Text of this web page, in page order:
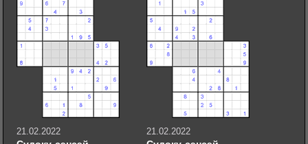
21.02.2022 21.02.2022